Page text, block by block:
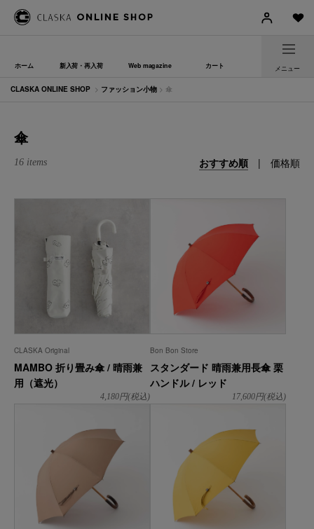
ホーム 新入荷・再入荷 Web magazine カート メニュー
CLASKA ONLINE SHOP > ファッション小物 > 傘
傘
おすすめ順 | 価格順
16 items
CLASKA Original
MAMBO 折り畳み傘 / 晴雨兼
用（遮光）
4,180円(税込)
Bon Bon Store
スタンダード 晴雨兼用長傘 栗
ハンドル / レッド
17,600円(税込)